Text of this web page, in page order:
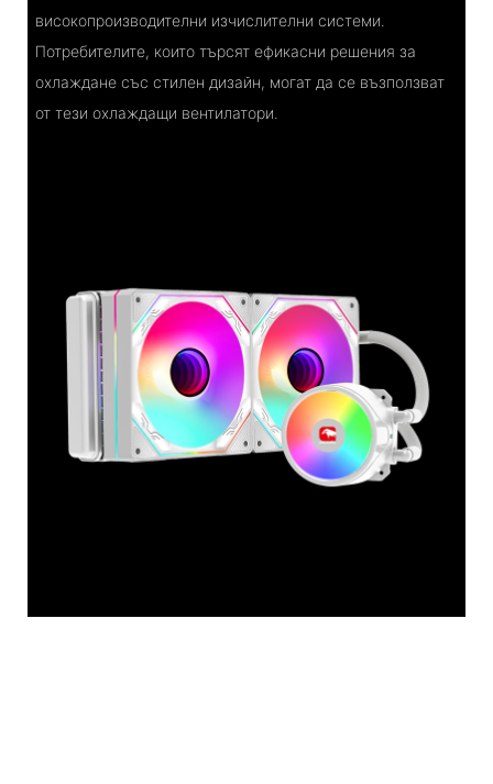
високопроизводителни изчислителни системи.
Потребителите, които търсят ефикасни решения за
охлаждане със стилен дизайн, могат да се възползват
от тези охлаждащи вентилатори.